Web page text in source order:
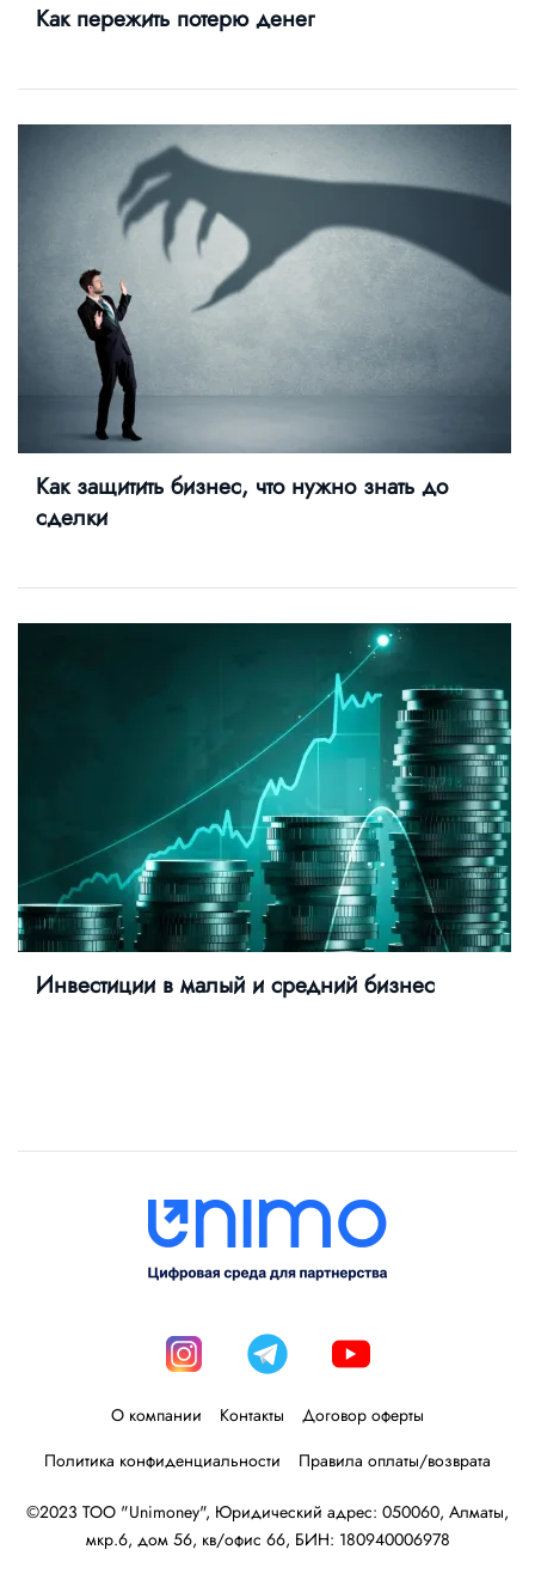
Как пережить потерю денег
Как защитить бизнес, что нужно знать до
сделки
Инвестиции в малый и средний бизнес
О компании Контакты
Договор оферты
Политика конфиденциальности
Правила оплаты/возврата
©2023 ТОО "Unimoney", Юридический адрес: 050060, Алматы,
мкр.6, дом 56, кв/офис 66, БИН: 180940006978